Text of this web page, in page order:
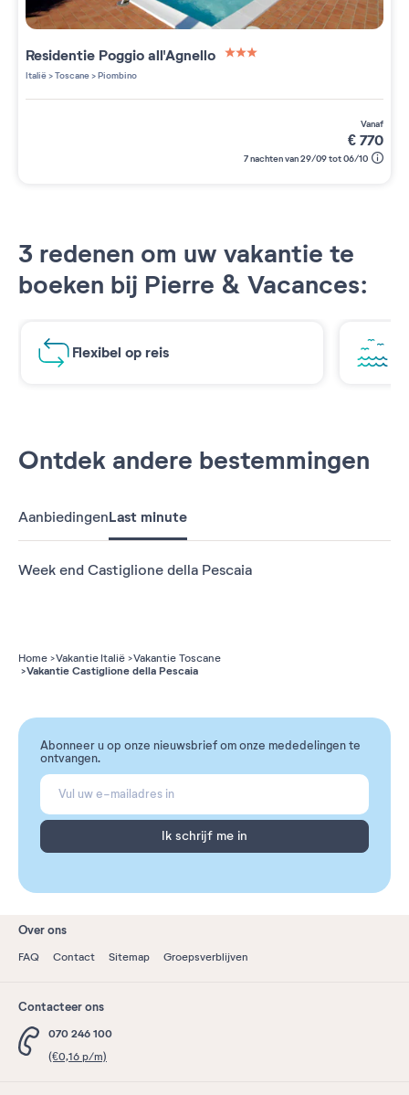
Residentie Poggio all'Agnello
Italië>Toscane>Piombino
vanaf
€770
7 nachten van 29/09 tot 06/10
3 redenen om uw vakantie te
boeken bij Pierre & Vacances:
Flexibel op reis
Ontdek andere bestemmingen
AanbiedingenLast minute
Week end Castiglione della Pescaia
Home Vakantie Italië Vakantie Toscane
Vakantie Castiglione della Pescaia
Abonneer u op onze nieuwsbrief om onze mededelingen te
ontvangen.
Ik schrijf me in
Over ons
FAQ Contact Sitemap Groepsverblijven
Contacteer ons
070 246 100
(€0,16 p/m)